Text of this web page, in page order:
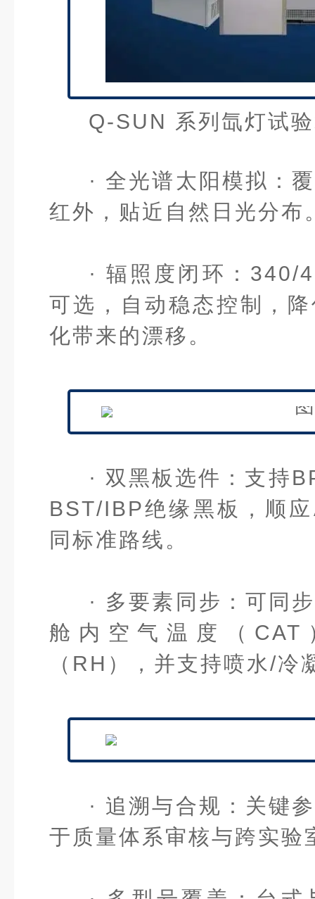
Q-SUN 系列氙灯试
· 全光谱太阳模拟：
红外，贴近自然日光分布
· 辐照度闭环： 340/
可选，自动稳态控制，
化带来的漂移。
· 双黑板选件： 支持
BST/IBP绝缘黑板，顺
同标准路线。
· 多要素同步： 可同
舱内空气温度（
（RH），并支持喷水/冷
· 追溯与合规： 关键
于质量体系审核与跨实验